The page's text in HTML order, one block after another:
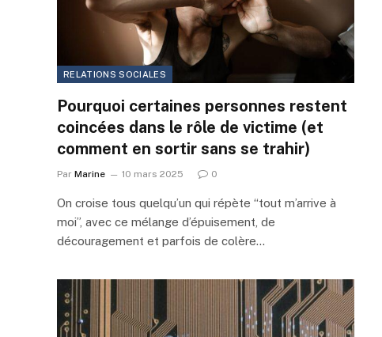
RELATIONS SOCIALES
Pourquoi certaines personnes restent
coincées dans le rôle de victime (et
comment en sortir sans se trahir)
Par Marine 10 mars 2025 0
On croise tous quelqu’un qui répète “tout m’arrive à
moi”, avec ce mélange d’épuisement, de
découragement et parfois de colère…